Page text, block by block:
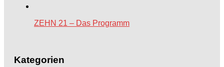
ZEHN 21 – Das Programm
Kategorien